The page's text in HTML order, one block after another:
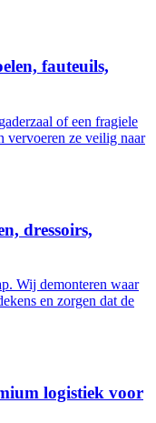
fauteuils,
of een fragiele
vervoeren ze veilig naar
dressoirs,
Wij demonteren waar
en zorgen dat de
logistiek voor